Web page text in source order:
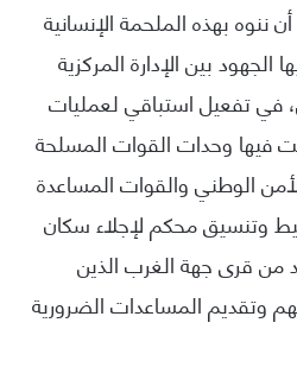
ننوه بهذه الملحمة الإنسانية
بين الإدارة المركزية
في تفعيل استباقي لعمليات
فيها وحدات القوات المسلحة
الوطني والقوات المساعدة
وتنسيق محكم لإجلاء سكان
من قرى جهة الغرب الذين
وتقديم المساعدات الضرورية